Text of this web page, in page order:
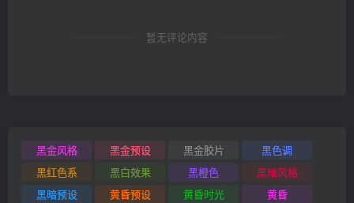
暂无评论内容
黑金风格 黑金预设 黑金胶片
黑色调
黑红色系
黑白效果 黑橙色
黑暗风格
黑暗预设
黄昏预设 黄昏时光
黄昏